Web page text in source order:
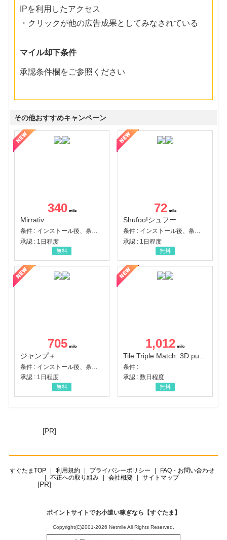
IPを利用したアクセス
・クリックが他の広告成果としてみなされている
マイル却下条件
承認条件欄をご参照ください
その他おすすめキャンペーン
340
Mirrativ
条件 : インストール後、条件達成
承認 : 1日程度
無料
72
Shufoo!シュフー
条件 : インストール後、条件達成
承認 : 1日程度
無料
705
ジャンプ＋
承認 : 1日程度
無料
1,012
条件 :
承認 : 数日程度
無料
[PR]
すぐたまTOP 利用規約 プライバシーポリシー
FAQ・お問い合わせ
不正への取り組み
会社概要 サイトマップ
[PR]
ポイントサイトでお小遣い稼ぎなら【すぐたま】
Copyright(C)2001-2026 Netmile All Rights Reserved.